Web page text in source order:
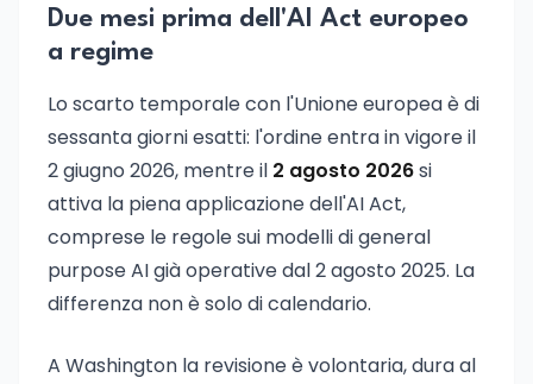
Due mesi prima dell'AI Act europeo
a regime
Lo scarto temporale con l'Unione europea è di
sessanta giorni esatti: l'ordine entra in vigore il
2 giugno 2026, mentre il 2 agosto 2026si
attiva la piena applicazione dell'AI Act,
comprese le regole sui modelli di general
purpose AI già operative dal 2 agosto 2025. La
differenza non è solo di calendario.
A Washington la revisione è volontaria, dura al